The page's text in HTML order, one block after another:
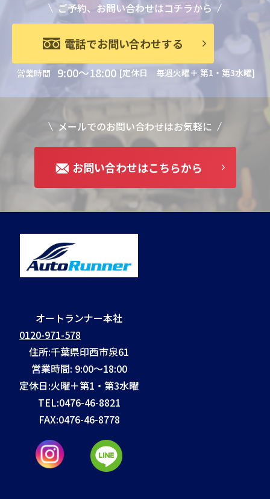
ご予約、お問い合わせはコチラから
電話でお問い合わせする
営業時間 9:00～18:00 [定休日 毎週火曜＋ 第1・第3水曜]
メールでのお問い合わせはお気軽に
お問い合わせはこちらから
オートランナー本社
0120-971-578
住所:千葉県印西市泉61
営業時間: 9:00～18:00
定休日:火曜＋第1・第3水曜
TEL:0476-46-8821
FAX:0476-46-8778